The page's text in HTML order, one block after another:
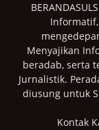
Menyajikan
beradab, serta
Jurnalistik.
diusung untuk
Kontak